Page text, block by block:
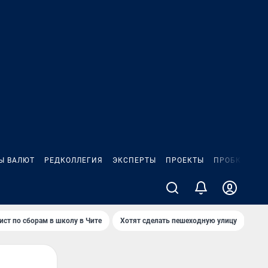
ВАЛЮТ РЕДКОЛЛЕГИЯ ЭКСПЕРТЫ ПРОЕКТЫ ПРОБКИ
по сборам в школу в Чите Хотят сделать пешеходную улицу